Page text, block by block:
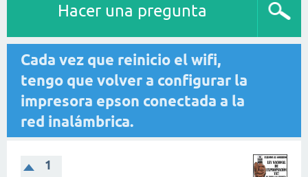
Hacer una pregunta
Cada vez que reinicio el wifi,
tengo que volver a configurar la
impresora epson conectada a la
red inalámbrica.
1